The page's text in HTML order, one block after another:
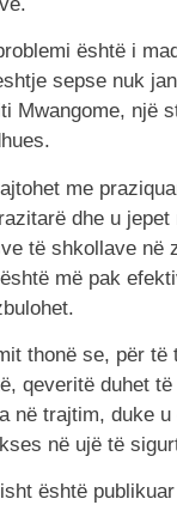
është i
sepse nuk
Mwangome, një
me
dhe u jepet
të shkollave në
më pak
thonë se, për të
qeveritë duhet
në trajtim, duke u
në ujë të
është